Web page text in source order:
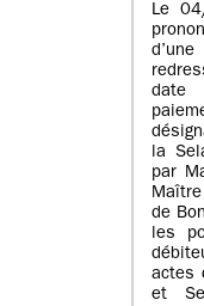
Le
date
la
par
de
les
actes
et